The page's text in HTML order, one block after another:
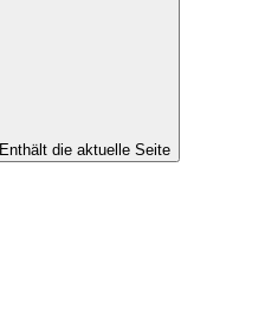
Enthält die aktuelle Seite